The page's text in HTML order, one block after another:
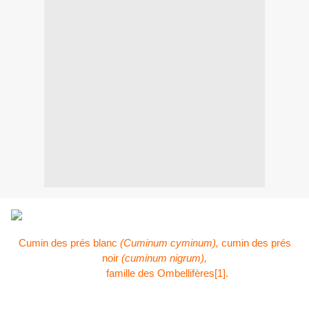
Cumin des prés blanc (Cuminum cyminum), cumin des prés
noir (cuminum nigrum),
famille des Ombellifères[1].